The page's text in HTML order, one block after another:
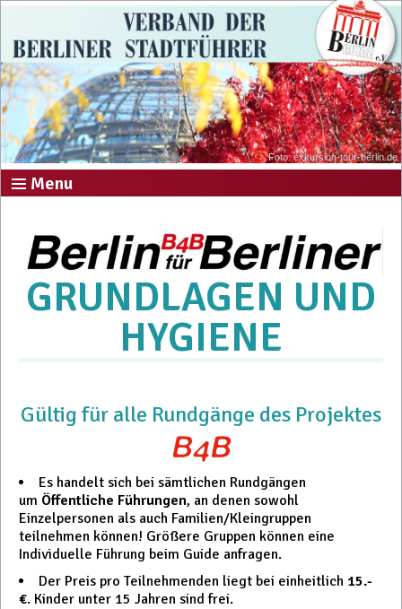
Foto: exkursion-tour-berlin.de
Menu
GRUNDLAGEN UND
HYGIENE
Gültig für alle Rundgänge des Projektes
Es handelt sich bei sämtlichen Rundgängen
um Öffentliche Führungen, an denen sowohl
Einzelpersonen als auch Familien/Kleingruppen
teilnehmen können! Größere Gruppen können eine
Individuelle Führung beim Guide anfragen.
Der Preis pro Teilnehmenden liegt bei einheitlich 15.-
€. Kinder unter 15 Jahren sind frei.